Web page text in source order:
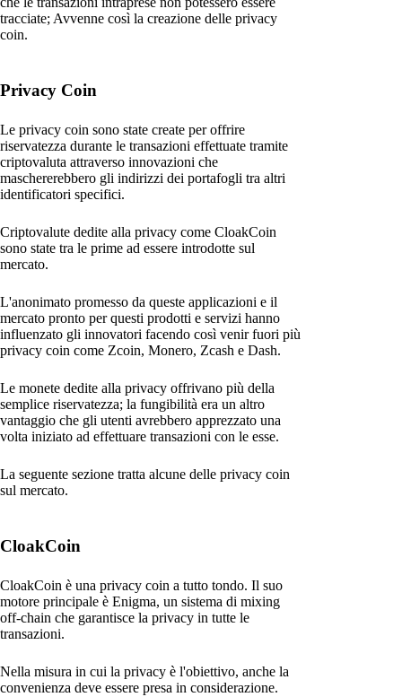
tracciate; Avvenne così la creazione delle privacy
coin.
Privacy Coin
Le privacy coin sono state create per offrire
riservatezza durante le transazioni effettuate tramite
criptovaluta attraverso innovazioni che
maschererebbero gli indirizzi dei portafogli tra altri
identificatori specifici.
Criptovalute dedite alla privacy come CloakCoin
sono state tra le prime ad essere introdotte sul
mercato.
L'anonimato promesso da queste applicazioni e il
mercato pronto per questi prodotti e servizi hanno
influenzato gli innovatori facendo così venir fuori più
privacy coin come Zcoin, Monero, Zcash e Dash.
Le monete dedite alla privacy offrivano più della
semplice riservatezza; la fungibilità era un altro
vantaggio che gli utenti avrebbero apprezzato una
volta iniziato ad effettuare transazioni con le esse.
La seguente sezione tratta alcune delle privacy coin
sul mercato.
CloakCoin
CloakCoin è una privacy coin a tutto tondo. Il suo
motore principale è Enigma, un sistema di mixing
off-chain che garantisce la privacy in tutte le
transazioni.
Nella misura in cui la privacy è l'obiettivo, anche la
convenienza deve essere presa in considerazione.